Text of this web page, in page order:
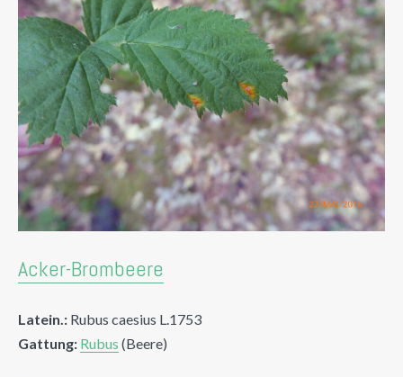
Acker-Brombeere
Latein.: Rubus caesius L.1753
Gattung: Rubus (Beere)